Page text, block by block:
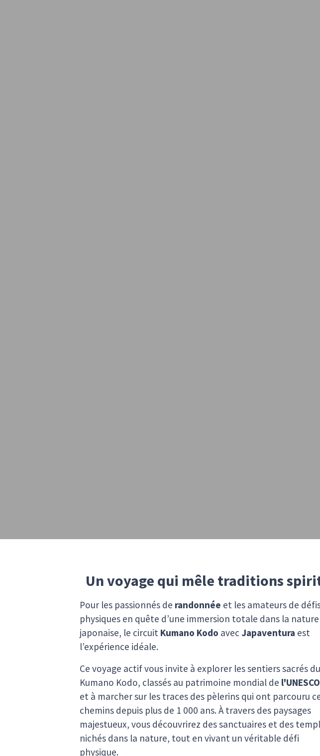
Un voyage qui mêle traditions
Pour les passionnés de randonnée et les amateurs de
physiques en quête d’une immersion totale dans la nature
japonaise, le circuit Kumano Kodo avec Japaventura est
l’expérience idéale.
Ce voyage actif vous invite à explorer les sentiers sacrés du
Kumano Kodo, classés au patrimoine mondial de l'UNESCO
et à marcher sur les traces des pèlerins qui ont parcouru
chemins depuis plus de 1 000 ans. À travers des paysages
majestueux, vous découvrirez des sanctuaires et des
nichés dans la nature, tout en vivant un véritable défi
physique.